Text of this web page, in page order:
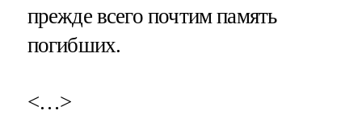
прежде всего почтим память
погибших.
<…>